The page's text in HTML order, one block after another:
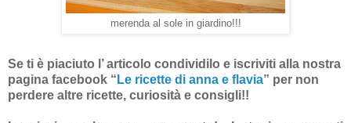
merenda al sole in giardino!!!
Se ti è piaciuto l’ articolo condividilo e iscriviti alla nostra
pagina facebook “ Le ricette di anna e flavia” per non
perdere altre ricette, curiosità e consigli!!